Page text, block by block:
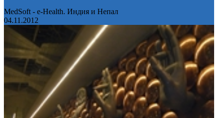
MedSoft - e-Health. Индия и Непал
04.11.2012